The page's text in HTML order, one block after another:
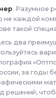
. Разумное
не каждой
такой
два
за годы
решений,